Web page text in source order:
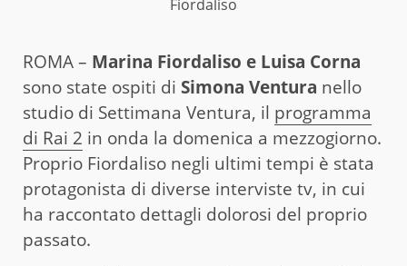
Fiordaliso
ROMA – Marina Fiordaliso e Luisa Corna
sono state ospiti di Simona Ventura nello
studio di Settimana Ventura, il programma
di Rai 2 in onda la domenica a mezzogiorno.
Proprio Fiordaliso negli ultimi tempi è stata
protagonista di diverse interviste tv, in cui
ha raccontato dettagli dolorosi del proprio
passato.